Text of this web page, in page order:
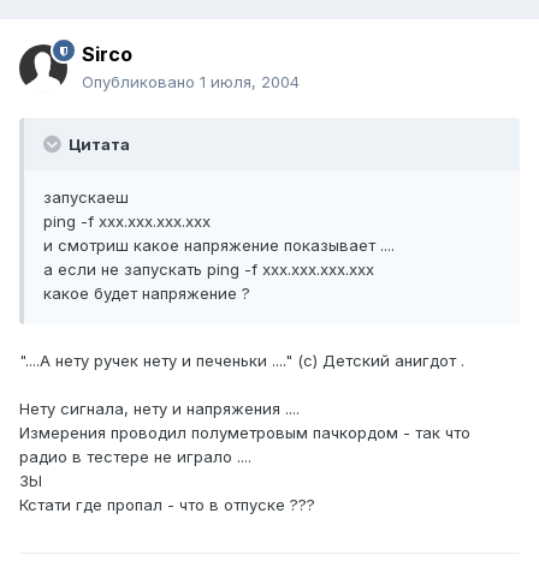
Sirco
Опубликовано 1 июля, 2004
Цитата
запускаеш
ping -f xxx.xxx.xxx.xxx
и смотриш какое напряжение показывает ....
а если не запускать ping -f xxx.xxx.xxx.xxx
какое будет напряжение ?
"....А нету ручек нету и печеньки ...." (с) Детский анигдот .
Нету сигнала, нету и напряжения ....
Измерения проводил полуметровым пачкордом - так что
радио в тестере не играло ....
ЗЫ
Кстати где пропал - что в отпуске ???